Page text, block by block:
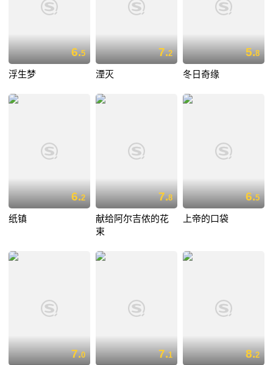
6.5
浮生梦
7.2
湮灭
5.8
冬日奇缘
6.2
纸镇
7.8
献给阿尔吉侬的花
束
6.5
上帝的口袋
7.0 7.1 8.2